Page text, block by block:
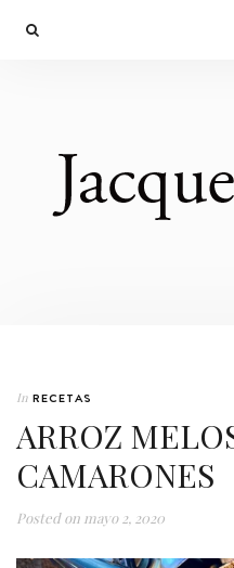
In RECETAS
ARROZ
CAMARONES
Posted on mayo 2, 2020